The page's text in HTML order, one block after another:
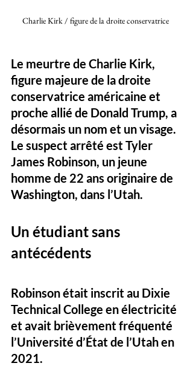
Charlie Kirk / figure de la droite conservatrice
Le meurtre de Charlie Kirk,
figure majeure de la droite
conservatrice américaine et
proche allié de Donald Trump, a
désormais un nom et un visage.
Le suspect arrêté est Tyler
James Robinson, un jeune
homme de 22 ans originaire de
Washington, dans l’Utah.
Un étudiant sans
antécédents
Robinson était inscrit au Dixie
Technical College en électricité
et avait brièvement fréquenté
l’Université d’État de l’Utah en
2021.